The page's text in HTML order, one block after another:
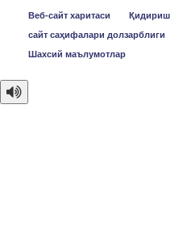
Веб-сайт харитаси Қидириш
сайт саҳифалари долзарблиги
Шахсий маълумотлар